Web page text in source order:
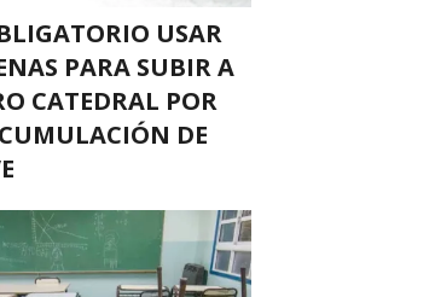
USAR
PARA SUBIR A
CATEDRAL POR
DE